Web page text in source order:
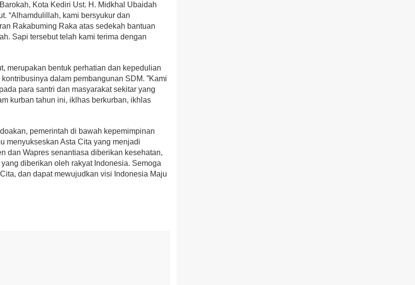
Kota Kediri Ust. H. Midkhal Ubaidah
“Alhamdulillah, kami bersyukur dan
Rakabuming Raka atas sedekah bantuan
Sapi tersebut telah kami terima dengan
merupakan bentuk perhatian dan kepedulian
dalam pembangunan SDM. ”Kami
para santri dan masyarakat sekitar yang
kurban tahun ini, iklhas berkurban, ikhlas
pemerintah di bawah kepemimpinan
menyukseskan Asta Cita yang menjadi
dan Wapres senantiasa diberikan kesehatan,
diberikan oleh rakyat Indonesia. Semoga
dan dapat mewujudkan visi Indonesia Maju